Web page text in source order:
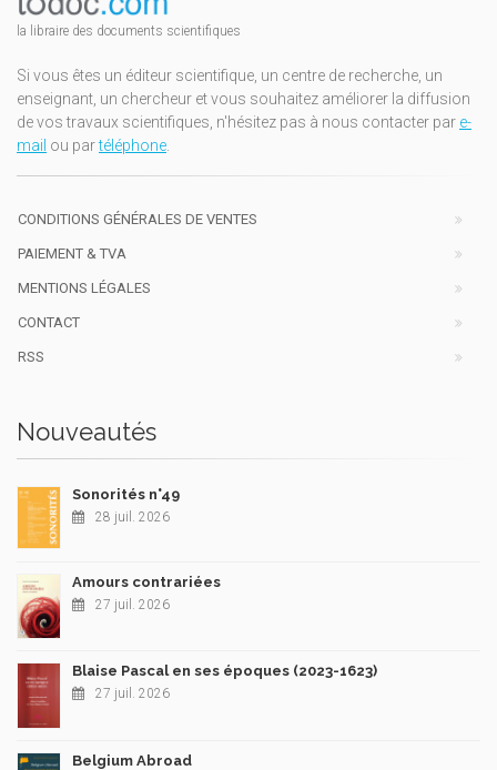
la libraire des documents scientifiques
Si vous êtes un éditeur scientifique, un centre de recherche, un
enseignant, un chercheur et vous souhaitez améliorer la diffusion
de vos travaux scientifiques, n'hésitez pas à nous contacter par e-
mail ou partéléphone
CONDITIONS GÉNÉRALES DE VENTES
PAIEMENT & TVA
MENTIONS LÉGALES
CONTACT
RSS
Nouveautés
Sonorités n°49
28 juil. 2026
Amours contrariées
27 juil. 2026
Blaise Pascal en ses époques (2023-1623)
27 juil. 2026
Belgium Abroad